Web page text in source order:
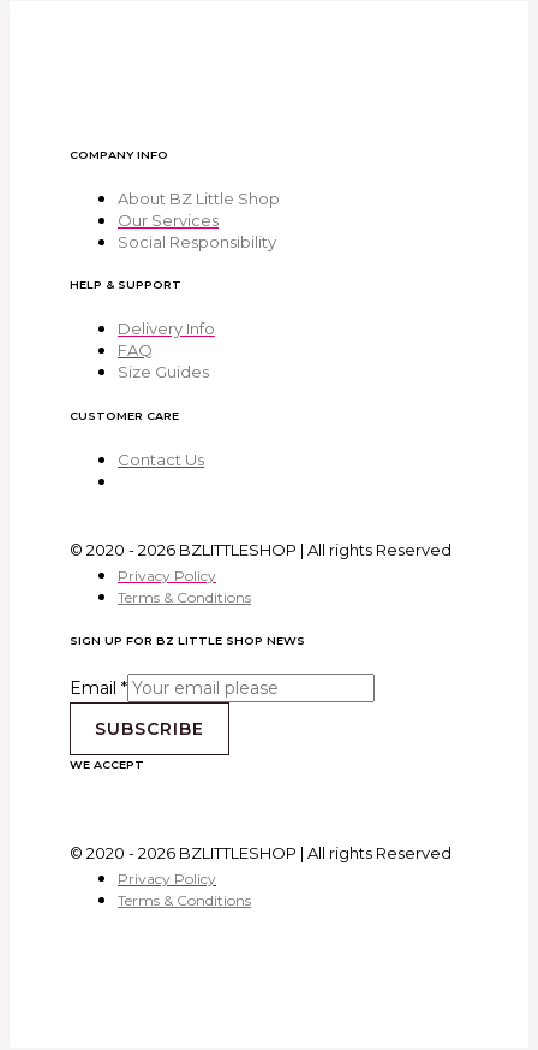
COMPANY INFO
About BZ Little Shop
Our Services
Social Responsibility
HELP & SUPPORT
Delivery Info
FAQ
Size Guides
CUSTOMER CARE
Contact Us
© 2020 - 2026 BZLITTLESHOP | All rights Reserved
Privacy Policy
Terms & Conditions
SIGN UP FOR BZ LITTLE SHOP NEWS
Email *
SUBSCRIBE
WE ACCEPT
© 2020 - 2026 BZLITTLESHOP | All rights Reserved
Privacy Policy
Terms & Conditions